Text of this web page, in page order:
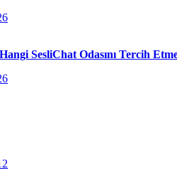
SesliChat Odasını Tercih